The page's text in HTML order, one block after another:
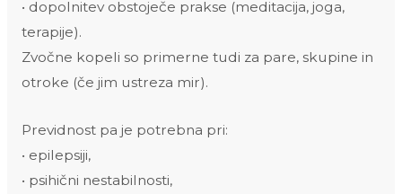
• dopolnitev obstoječe prakse (meditacija, joga,
terapije).
Zvočne kopeli so primerne tudi za pare, skupine in
otroke (če jim ustreza mir).
Previdnost pa je potrebna pri:
• epilepsiji,
• psihični nestabilnosti,